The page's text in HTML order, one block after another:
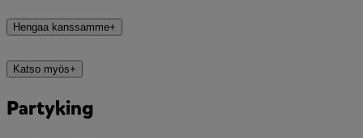
Hengaa kanssamme+
Katso myös+
Partyking